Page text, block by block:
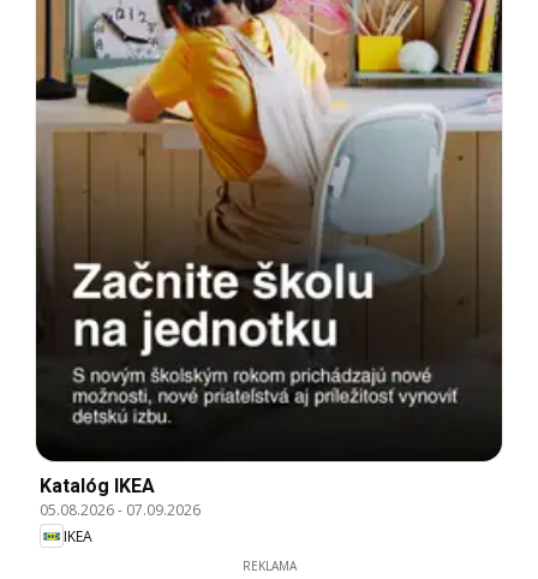
Katalóg IKEA
05.08.2026- 07.09.2026
IKEA
REKLAMA